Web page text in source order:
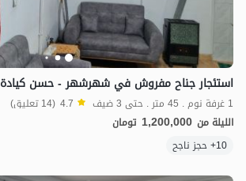
استئجار جناح مفروش في شهرشهر - حسن كيادة
1 غرفة نوم . 45 متر . حتى 3 ضيف 4.7 (14 تعليق)
الليلة من 1,200,000 تومان
10+ حجز ناجح